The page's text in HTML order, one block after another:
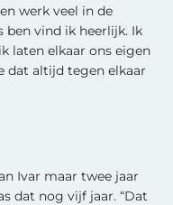
werk veel in de
ben vind ik heerlijk. Ik
laten elkaar ons eigen
dat altijd tegen elkaar
Ivar maar twee jaar
dat nog vijf jaar. “Dat